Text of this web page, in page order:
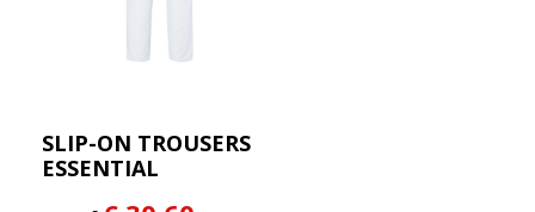
SLIP-ON TROUSERS
ESSENTIAL